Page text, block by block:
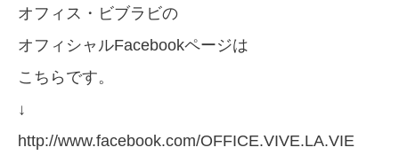
オフィス・ビブラビの
オフィシャルFacebookページは
こちらです。
↓
http://www.facebook.com/OFFICE.VIVE.LA.VIE